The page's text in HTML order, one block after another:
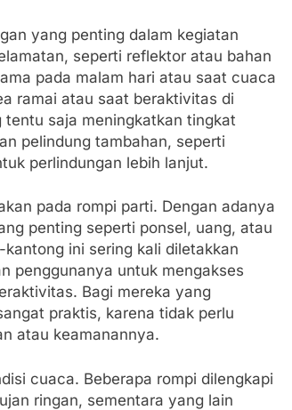
yang penting dalam kegiatan
seperti reflektor atau bahan
pada malam hari atau saat cuaca
ramai atau saat beraktivitas di
saja meningkatkan tingkat
pelindung tambahan, seperti
perlindungan lebih lanjut.
pada rompi parti. Dengan adanya
penting seperti ponsel, uang, atau
ini sering kali diletakkan
penggunanya untuk mengakses
Bagi mereka yang
praktis, karena tidak perlu
atau keamanannya.
cuaca. Beberapa rompi dilengkapi
ringan, sementara yang lain